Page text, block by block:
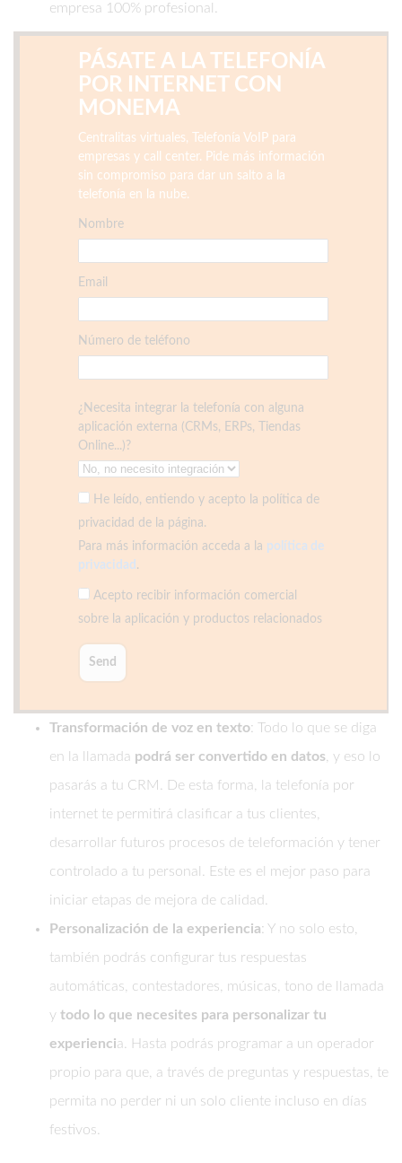
empresa 100% profesional.
PÁSATE A LA TELEFONÍA
POR INTERNET CON
MONEMA
Centralitas virtuales, Telefonía VoIP para
empresas y call center. Pide más información
sin compromiso para dar un salto a la
telefonía en la nube.
Nombre
Email
Número de teléfono
¿Necesita integrar la telefonía con alguna
aplicación externa (CRMs, ERPs, Tiendas
Online...)?
He leído, entiendo y acepto la política de
privacidad de la página.
Para más información acceda a la política de
privacidad .
Acepto recibir información comercial
sobre la aplicación y productos relacionados
Transformación de voz en texto: Todo lo que se diga
en la llamada podrá ser convertido en datos , y eso lo
pasarás a tu CRM. De esta forma, la telefonía por
internet te permitirá clasificar a tus clientes,
desarrollar futuros procesos de teleformación y tener
controlado a tu personal. Este es el mejor paso para
iniciar etapas de mejora de calidad.
Personalización de la experiencia: Y no solo esto,
también podrás configurar tus respuestas
automáticas, contestadores, músicas, tono de llamada
y todo lo que necesites para personalizar tu
experiencia. Hasta podrás programar a un operador
propio para que, a través de preguntas y respuestas, te
permita no perder ni un solo cliente incluso en días
festivos.